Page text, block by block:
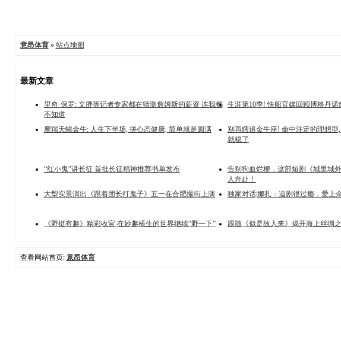
意昂体育» 站点地图
最新文章
里奇·保罗: 文胖等记者专家都在猜测詹姆斯的薪资 连我都
不知道
生涯第10季! 快船官媒回顾博格丹
摩羯天蝎金牛: 人生下半场, 拼心态健康, 简单就是圆满
别再瞎追金牛座! 命中注定的理想型
就稳了
“红小鬼”讲长征 首批长征精神推荐书单发布
告别狗血烂梗，这部短剧《城里城
人奔赴！
大型实景演出《跟着团长打鬼子》五一在合肥撮街上演
独家对话|娜扎：追剧很过瘾，爱上
《野挺有趣》精彩收官 在妙趣横生的世界继续“野一下”
跟随《似是故人来》揭开海上丝绸
查看网站首页: 意昂体育